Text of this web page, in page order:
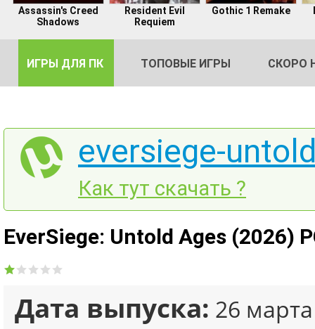
Assassin's Creed
Shadows
Resident Evil
Requiem
Gothic 1 Remake
ИГРЫ ДЛЯ ПК ТОПОВЫЕ ИГРЫ СКОРО
eversiege-
Как тут скачать ?
EverSiege: Untold Ages (2026)
Дата выпуска: 26